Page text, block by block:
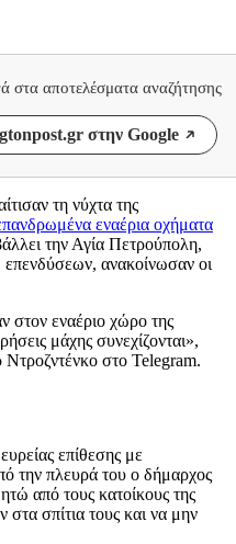
στα αποτελέσματα αναζήτησης
στην Google
τη νύχτα της
εναέρια οχήματα
την Αγία Πετρούπολη,
επενδύσεων, ανακοίνωσαν οι
στον εναέριο χώρο της
μάχης συνεχίζονται»,
Ντροζντένκο στο Telegram.
επίθεσης με
την πλευρά του ο δήμαρχος
από τους κατοίκους της
σπίτια τους και να μην